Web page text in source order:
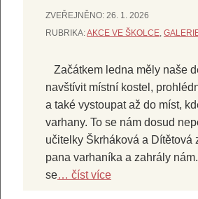
ZVEŘEJNĚNO: 26. 1. 2026
RUBRIKA:AKCE VE ŠKOLCE,
Začátkem ledna měly naše
navštívit místní kostel,
a také vystoupat až do míst,
varhany. To se nám dosud
učitelky Škrháková a Dítětová
pana varhaníka a zahrály
se… číst více